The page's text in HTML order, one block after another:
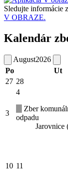
Sledujte informácie
V OBRAZE.
Kalendár
August2026
Po
Ut
27 28
3
4
Zber
odpadu
Jarovnice
10 11